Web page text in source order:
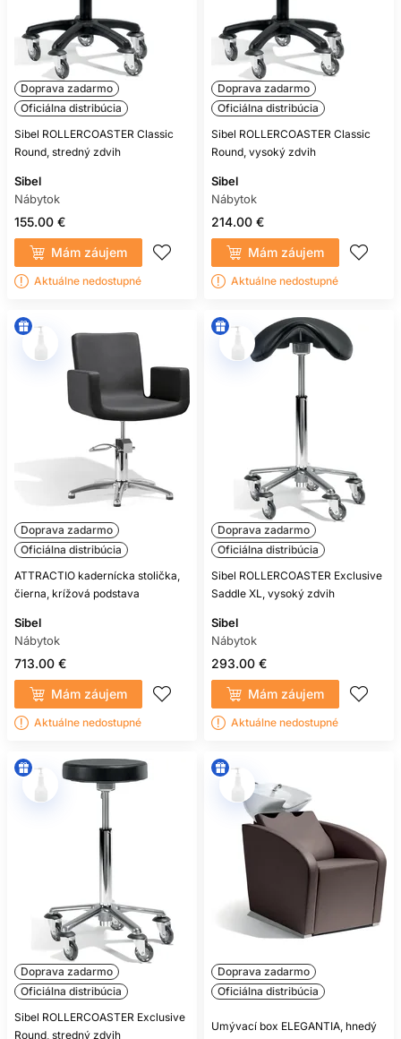
Doprava zadarmo
Oficiálna distribúcia
Sibel ROLLERCOASTER Classic
Round, stredný zdvih
Sibel
Nábytok
155.00 €
Mám záujem
Aktuálne nedostupné
Doprava zadarmo
Oficiálna distribúcia
Sibel ROLLERCOASTER Classic
Round, vysoký zdvih
Sibel
Nábytok
214.00 €
Mám záujem
Aktuálne nedostupné
Doprava zadarmo
Oficiálna distribúcia
ATTRACTIO kadernícka stolička,
čierna, krížová podstava
Sibel
Nábytok
713.00 €
Mám záujem
Aktuálne nedostupné
Doprava zadarmo
Oficiálna distribúcia
Sibel ROLLERCOASTER Exclusive
Saddle XL, vysoký zdvih
Sibel
Nábytok
293.00 €
Mám záujem
Aktuálne nedostupné
Doprava zadarmo
Oficiálna distribúcia
Sibel ROLLERCOASTER Exclusive
Round, stredný zdvih
Doprava zadarmo
Oficiálna distribúcia
Umývací box ELEGANTIA, hnedý